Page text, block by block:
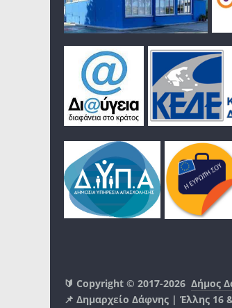
🔰 Copyright © 2017-2026 Δήμος
📌 Δημαρχείο Δάφνης | Έλλης 16